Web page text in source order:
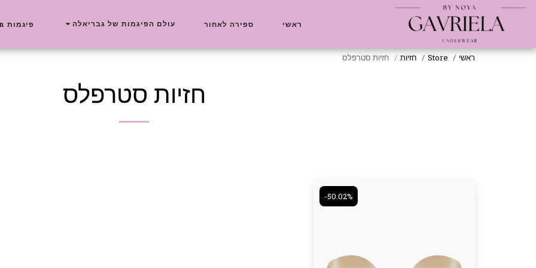
ראשי ספירה לאחור עולם הפיגמות של גבריאלה פיגמות Delta New Collection
ראשי Store חזיות חזיות סטרפלס
חזיות סטרפלס
-50.02%